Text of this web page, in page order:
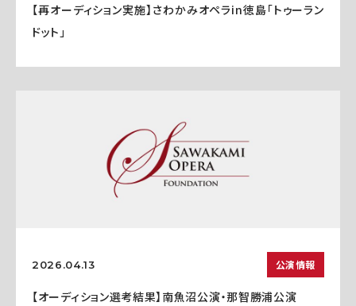
【再オーディション実施】さわかみオペラin徳島「トゥーラン
ドット」
2026.04.13 公演情報
【オーディション選考結果】南魚沼公演・那智勝浦公演